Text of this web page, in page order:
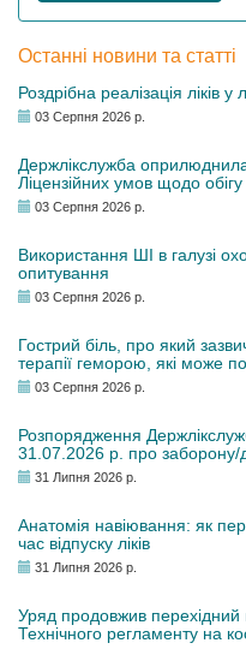
Останні новини та статті
Роздрібна реалізація ліків у
03 Серпня 2026 р.
Держлікслужба
Ліцензійних умов щодо
03 Серпня 2026 р.
Використання ШІ в галузі
опитування
03 Серпня 2026 р.
Гострий біль, про який
терапії геморою, які може
03 Серпня 2026 р.
Розпорядження
31.07.2026 р. про заборону/
31 Липня 2026 р.
Анатомія навіювання: як
час відпуску ліків
31 Липня 2026 р.
Уряд продовжив
Технічного регламенту на